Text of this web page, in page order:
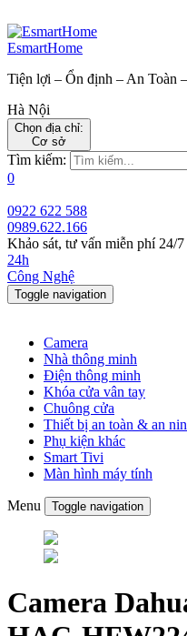
EsmartHome
Tiện lợi – Ổn định – An Toàn
Hà Nội
Chọn địa chỉ:
Cơ sở
Tìm kiếm:
0
0922 622 588
0989.622.166
Khảo sát, tư vấn miễn phí 24/7
24h
Công Nghệ
Toggle navigation
Camera
Nhà thông minh
Điện thông minh
Khóa cửa vân tay
Chuông cửa
Thiết bị an toàn & an
Phụ kiện khác
Smart Tivi
Màn hình máy tính
Menu Toggle navigation
Camera